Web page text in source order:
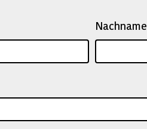
Nachname